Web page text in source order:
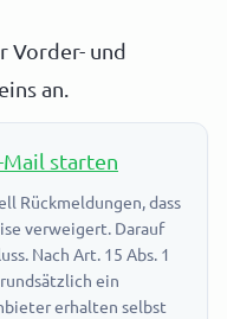
Vorder- und
an.
Mail starten
Rückmeldungen, dass
verweigert. Darauf
Nach Art. 15 Abs. 1
ein
erhalten selbst